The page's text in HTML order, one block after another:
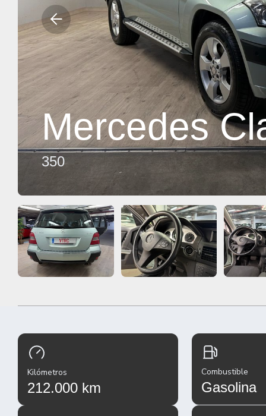
Mercedes
350
Kilómetros
212.000 km
Combustible
Gasolina